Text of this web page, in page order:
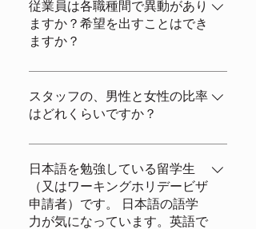
採用検討が可能です。
手にする接客サービス業です。 頭髪に
ついては、配属される職場にふさわし
いかどうか判断してください。 基本的
だきます。 派手なマニキュア・化粧・
ネックレス・過剰な香水についても就
イヤリング、ネックレス、指輪、ブレ
スレット、時計、マニュキアが禁止の
売り場がございます。
従業員は各職種間で異動があり
ますか？希望を出すことはでき
ますか？
着任後の職種の変更は基本的には予定
が有りません。その為、採用職種の検
討には、応募者の希望を最優先に採用
スタッフの、男性と女性の比率
はどれくらいですか？
男性：女性 6～7割：4～3割 シーズン
によって、応募者の状況で変動しま
す。
日本語を勉強している留学生
（又はワーキングホリデービザ
申請者）です。 日本語の語学
力が気になっています。英語で